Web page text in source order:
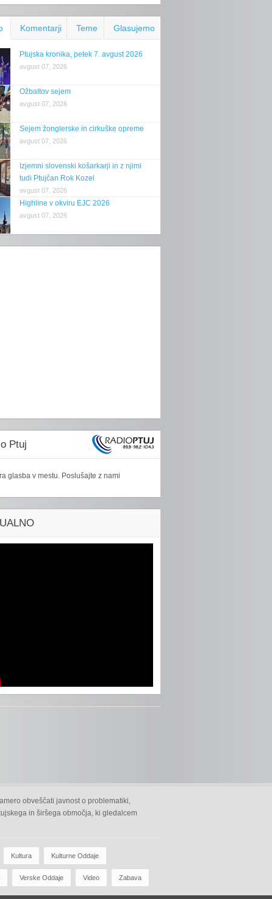
Komentarji Teme Glasujemo
Ptujska kronika, petek 7. avgust 2026
avgust 07, 2026
Ožbaltov sejem
avgust 07, 2026
Sejem žonglerske in cirkuške opreme
avgust 07, 2026
Izjemni slovenski košarkarji in z njimi
tudi Ptujčan Rok Kozel
avgust 07, 2026
Highline v okviru EJC 2026
avgust 07, 2026
Ptuj
glasba v mestu. Poslušajte z nami
obveščati javnost o problematiki,
in širšega območja, ki gledalcem
Kultura Kulturne Oddaje
Verske Oddaje Video Zabava